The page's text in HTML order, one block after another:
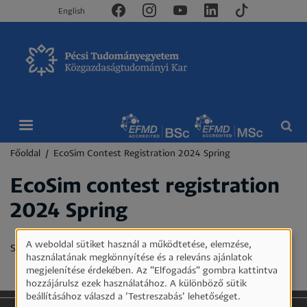
English
Morzsa
Főoldal EcoSim Contest Registration 2024 Spring
EcoSim contest registration
2024 Spring
Állapotüzenet
Sorry...This form is closed to new submissions.
Személyes
adatok
és
A weboldal sütiket használ a működtetése, elemzése,
használatának megkönnyítése és a releváns ajánlatok
megjelenítése érdekében. Az "Elfogadás" gombra kattintva
hozzájárulsz ezek használatához. A különböző sütik
beállításához válaszd a ’Testreszabás’ lehetőséget.